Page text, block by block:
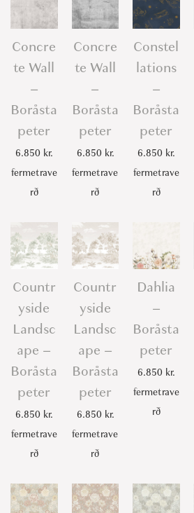
Concre
te Wall
–
Boråsta
peter
6.850 kr.
fermetrave
rð
Concre
te Wall
–
Boråsta
peter
6.850 kr.
fermetrave
rð
Constel
lations
–
Boråsta
peter
6.850 kr.
fermetrave
rð
Countr
yside
Landsc
ape –
Boråsta
peter
6.850 kr.
fermetrave
rð
Countr
yside
Landsc
ape –
Boråsta
peter
6.850 kr.
fermetrave
rð
Dahlia
–
Boråsta
peter
6.850 kr.
fermetrave
rð